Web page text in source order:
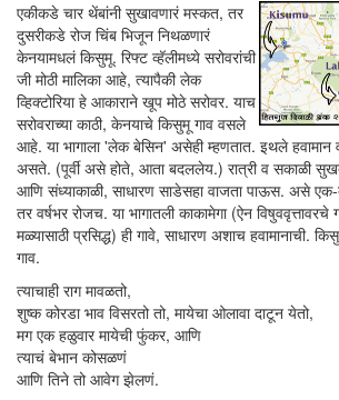
एकीकडे चार थेंबांनी सुखावणारं मस्कत, तर
दुसरीकडे रोज चिंब भिजून निथळणारं
केनयामधलं किसुमू. रिफ्ट व्हॅलीमध्ये सरोवरांची
जी मोठी मालिका आहे, त्यापैकी लेक
व्हिक्टोरिया हे आकाराने खूप मोठे सरोवर. याच
सरोवराच्या काठी, केनयाचे किसुमू गाव वसले
आहे. या भागाला 'लेक बेसिन' असेही म्हणतात. इथले
असते. (पूर्वी असे होते, आता बदललेय.) रात्री व सकाळी
आणि संध्याकाळी, साधारण साडेसहा वाजता पाऊस. असे
तर वर्षभर रोजच. या भागातली काकामेगा (ऐन विषुववृत्तावरचे
मळ्यासाठी प्रसिद्ध) ही गावे, साधारण अशाच हवामानाची.
गाव.
त्याचाही राग मावळतो,
शुष्क कोरडा भाव विसरतो तो, मायेचा ओलावा दाटून येतो,
मग एक हळुवार मायेची फुंकर, आणि
त्याचं बेभान कोसळणं
आणि तिने तो आवेग झेलणं.